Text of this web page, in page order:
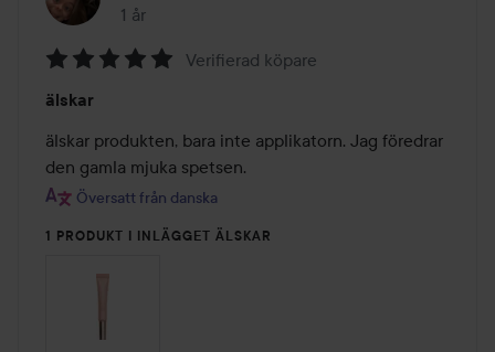
1 år
Inlägget skapades 1 år
5
av
5
Verifierad köpare
älskar
älskar produkten, bara inte applikatorn. Jag föredrar
den gamla mjuka spetsen.
Översatt från danska
1 PRODUKT I INLÄGGET ÄLSKAR